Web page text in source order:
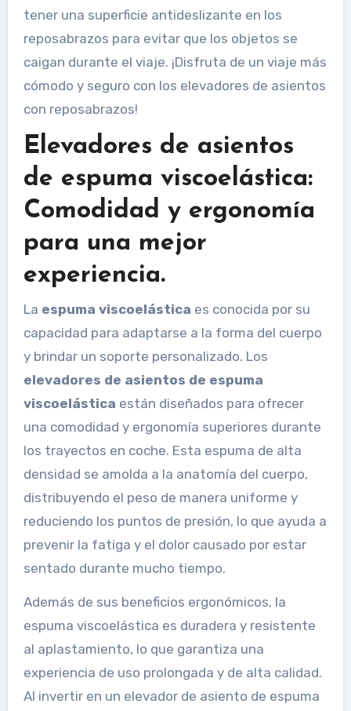
tener una superficie antideslizante en los
reposabrazos para evitar que los objetos se
caigan durante el viaje. ¡Disfruta de un viaje más
cómodo y seguro con los elevadores de asientos
con reposabrazos!
Elevadores de asientos
de espuma viscoelástica:
Comodidad y ergonomía
para una mejor
experiencia.
La espuma viscoelástica es conocida por su
capacidad para adaptarse a la forma del cuerpo
y brindar un soporte personalizado. Los
elevadores de asientos de espuma
viscoelástica están diseñados para ofrecer
una comodidad y ergonomía superiores durante
los trayectos en coche. Esta espuma de alta
densidad se amolda a la anatomía del cuerpo,
distribuyendo el peso de manera uniforme y
reduciendo los puntos de presión, lo que ayuda a
prevenir la fatiga y el dolor causado por estar
sentado durante mucho tiempo.
Además de sus beneficios ergonómicos, la
espuma viscoelástica es duradera y resistente
al aplastamiento, lo que garantiza una
experiencia de uso prolongada y de alta calidad.
Al invertir en un elevador de asiento de espuma